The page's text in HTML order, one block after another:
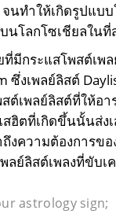
นทำให้เกิดรูปแบบ
นโลกโซเชียลในที่
ที่มีกระแสโพสต์เพ
ซึ่งเพลย์ลิสต์
ต์เพลย์ลิสต์ที่ให้อ
สฮิตที่เกิดขึ้นนั้นส่ง
งความต้องการข
ลย์ลิสต์เพลงที่ขับ
astrology sign;